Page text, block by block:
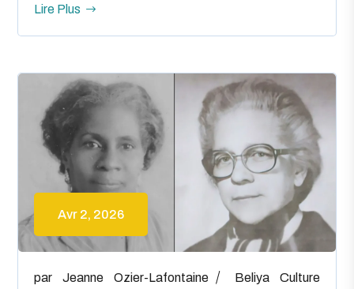
Lire Plus
Avr 2, 2026
parJeanne Ozier-Lafontaine Beliya
Culture